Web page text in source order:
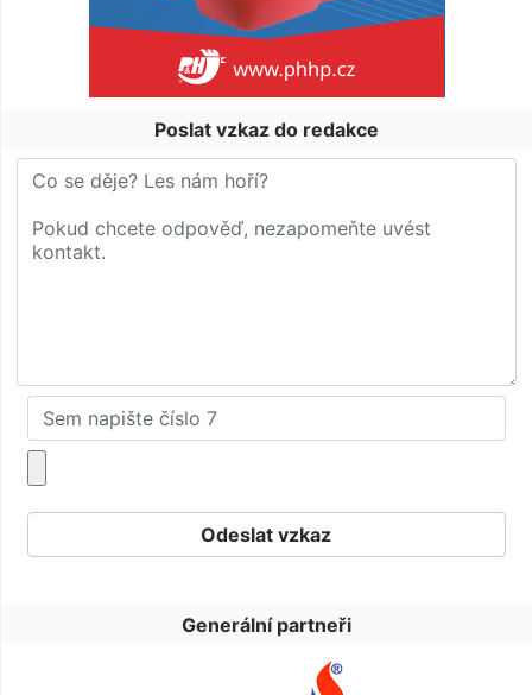
Poslat vzkaz do redakce
Generální partneři